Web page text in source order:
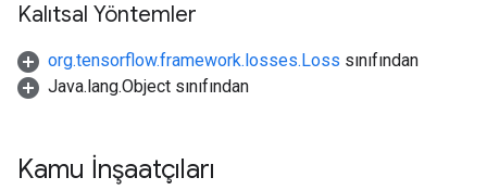
Kalıtsal Yöntemler
org.tensorflow.framework.losses.Loss sınıfından
Java.lang.Object sınıfından
Kamu İnşaatçıları